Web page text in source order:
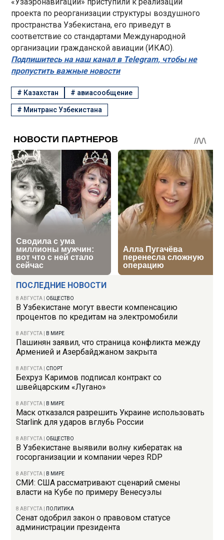
ПОСЛЕДНИЕ НОВОСТИ
8 АВГУСТА ОБЩЕСТВО
В Узбекистане могут ввести компенсацию
процентов по кредитам на электромобили
8 АВГУСТА В МИРЕ
Пашинян заявил, что страница конфликта между
Арменией и Азербайджаном закрыта
8 АВГУСТА СПОРТ
Бехруз Каримов подписал контракт со
швейцарским «Лугано»
8 АВГУСТА В МИРЕ
Маск отказался разрешить Украине использовать
Starlink для ударов вглубь России
8 АВГУСТА ОБЩЕСТВО
В Узбекистане выявили волну кибератак на
госорганизации и компании через RDP
8 АВГУСТА В МИРЕ
СМИ: США рассматривают сценарий смены
власти на Кубе по примеру Венесуэлы
8 АВГУСТА ПОЛИТИКА
Сенат одобрил закон о правовом статусе
администрации президента
проекта по реорганизации структуры воздушного
пространства Узбекистана, его приведут в
соответствие со стандартами Международной
организации гражданской авиации (ИКАО).
Подпишитесь на наш канал в Telegram, чтобы не
пропустить важные новости
# Казахстан # авиасообщение
# Минтранс Узбекистана